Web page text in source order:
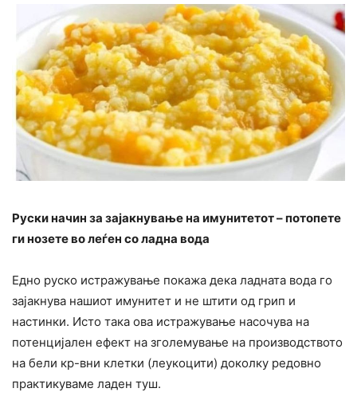
Руски начин за зајакнување на имунитетот – потопете
ги нозете во леѓен со ладна вода
Едно руско истражување покажа дека ладната вода го
зајакнува нашиот имунитет и не штити од грип и
настинки. Исто така ова истражување насочува на
потенцијален ефект на зголемување на производството
на бели кр-вни клетки (леукоцити) доколку редовно
практикуваме ладен туш.